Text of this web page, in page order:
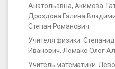
Анатольевна, Акимова
Дроздова Галина
Степан Романович
Учителя физики:
Иванович, Ломако Олег
Учитель математики: